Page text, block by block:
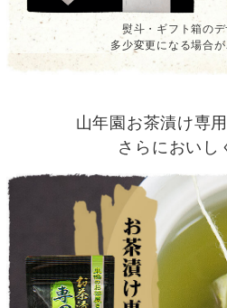
熨斗・ギフト箱の
多少変更になる場合が
山年園お茶漬け専
さらにおいし